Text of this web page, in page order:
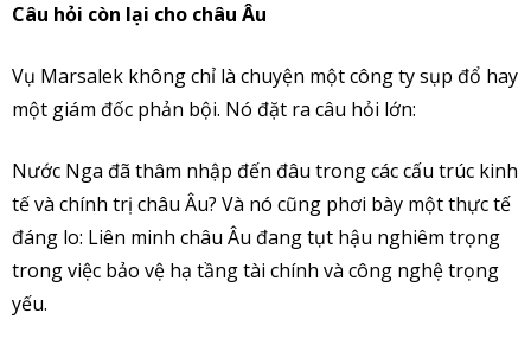
Câu hỏi còn lại cho châu Âu
Vụ Marsalek không chỉ là chuyện một công ty sụp đổ hay
một giám đốc phản bội. Nó đặt ra câu hỏi lớn:
Nước Nga đã thâm nhập đến đâu trong các cấu trúc kinh
tế và chính trị châu Âu? Và nó cũng phơi bày một thực tế
đáng lo: Liên minh châu Âu đang tụt hậu nghiêm trọng
trong việc bảo vệ hạ tầng tài chính và công nghệ trọng
yếu.